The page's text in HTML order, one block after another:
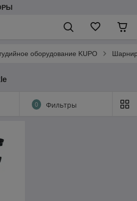
оборудование KUPO
0 Фильтры